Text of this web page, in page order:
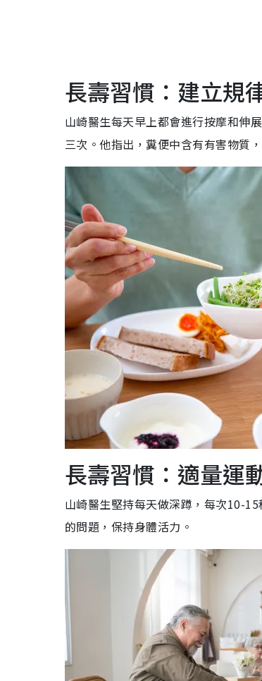
長壽習慣：建立規
山崎醫生每天早上都會進行按摩和伸
三次。他指出，糞便中含有有害物質
長壽習慣：適量運
山崎醫生堅持每天做深蹲，每次10-
的問題，保持身體活力。